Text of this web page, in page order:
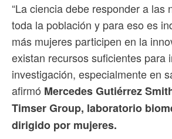
“La ciencia debe responder a las
toda la población y para eso es
más mujeres participen en la
existan recursos suficientes para
investigación, especialmente en
afirmó Mercedes Gutiérrez
Timser Group, laboratorio
dirigido por mujeres.